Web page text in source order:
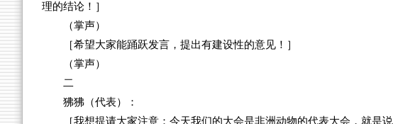
理的结论！］
（掌声）
［希望大家能踊跃发言，提出有建设性的意见！］
（掌声）
二
狒狒（代表）：
［我想提请大家注意：今天我们的大会是非洲动物的代表大会，就是